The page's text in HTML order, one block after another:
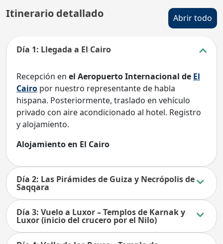
Itinerario detallado Abrir todo
Día 1: Llegada a El Cairo
Recepción en el Aeropuerto Internacional de El
Cairo por nuestro representante de habla
hispana. Posteriormente, traslado en vehículo
privado con aire acondicionado al hotel. Registro
y alojamiento.
Alojamiento en El Cairo
Día 2: Las Pirámides de Guiza y Necrópolis de
Saqqara
Día 3: Vuelo a Luxor – Templos de Karnak y
Luxor (inicio del crucero por el Nilo)